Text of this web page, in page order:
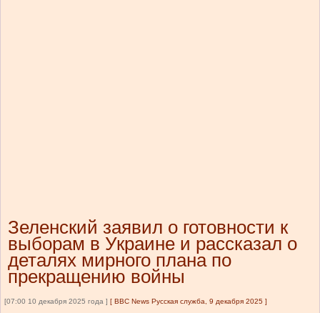
Зеленский заявил о готовности к
выборам в Украине и рассказал о
деталях мирного плана по
прекращению войны
[07:00 10 декабря 2025 года ] [ BBC News Русская служба, 9 декабря 2025 ]